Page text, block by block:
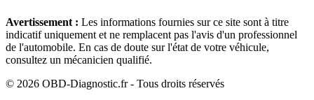
Avertissement : Les informations fournies sur ce site sont à titre
indicatif uniquement et ne remplacent pas l'avis d'un professionnel
de l'automobile. En cas de doute sur l'état de votre véhicule,
consultez un mécanicien qualifié.
© 2026 OBD-Diagnostic.fr - Tous droits réservés